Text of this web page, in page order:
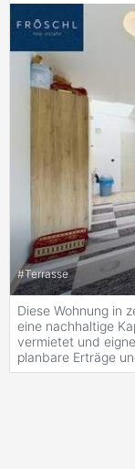
#Terrasse
Diese Wohnung in
eine nachhaltige
vermietet und
planbare Erträge